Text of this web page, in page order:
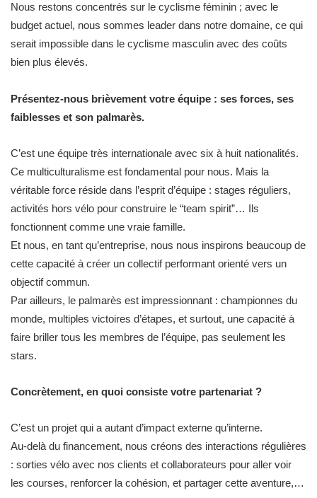
Nous restons concentrés sur le cyclisme féminin ; avec le
budget actuel, nous sommes leader dans notre domaine, ce qui
serait impossible dans le cyclisme masculin avec des coûts
bien plus élevés.
Présentez-nous brièvement votre équipe : ses forces, ses
faiblesses et son palmarès.
C’est une équipe très internationale avec six à huit nationalités.
Ce multiculturalisme est fondamental pour nous. Mais la
véritable force réside dans l’esprit d’équipe : stages réguliers,
activités hors vélo pour construire le “team spirit”… Ils
fonctionnent comme une vraie famille.
Et nous, en tant qu’entreprise, nous nous inspirons beaucoup de
cette capacité à créer un collectif performant orienté vers un
objectif commun.
Par ailleurs, le palmarès est impressionnant : championnes du
monde, multiples victoires d’étapes, et surtout, une capacité à
faire briller tous les membres de l’équipe, pas seulement les
stars.
Concrètement, en quoi consiste votre partenariat ?
C’est un projet qui a autant d’impact externe qu’interne.
Au-delà du financement, nous créons des interactions régulières
: sorties vélo avec nos clients et collaborateurs pour aller voir
les courses, renforcer la cohésion, et partager cette aventure,…